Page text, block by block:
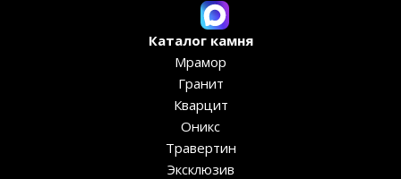
Каталог камня
Мрамор
Гранит
Кварцит
Оникс
Травертин
Эксклюзив